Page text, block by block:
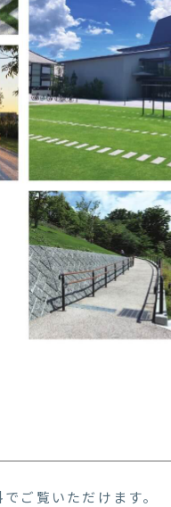
ご覧いただけます。